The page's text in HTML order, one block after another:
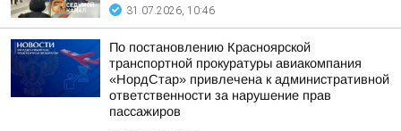
31.07.2026, 10:46
По постановлению Красноярской
транспортной прокуратуры авиакомпания
«НордСтар» привлечена к административной
ответственности за нарушение прав
пассажиров